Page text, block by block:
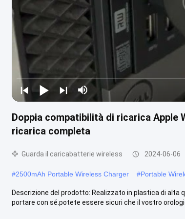
Doppia compatibilità di ricarica Apple
ricarica completa
Guarda il caricabatterie wireless 2024-06-06
#2500mAh Portable Wireless Charger #Portable
Descrizione del prodotto: Realizzato in plastica di
portare con sé.potete essere sicuri che il vostro orologio